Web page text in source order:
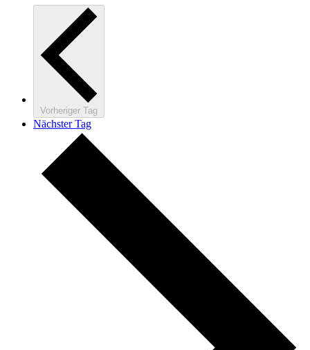
Vorheriger Tag
Nächster Tag